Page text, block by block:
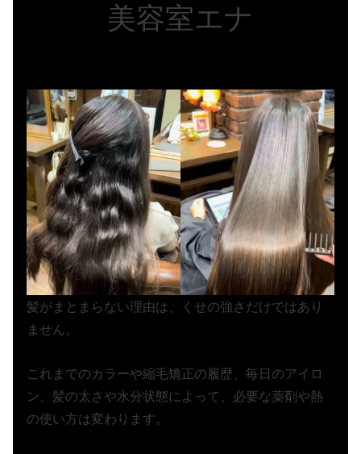
美容室エナ
髪がまとまらない理由は、くせの強さだけではあり
ません。
これまでのカラーや縮毛矯正の履歴、毎日のアイロ
ン、髪の太さや水分状態によって、必要な薬剤や熱
の使い方は変わります。